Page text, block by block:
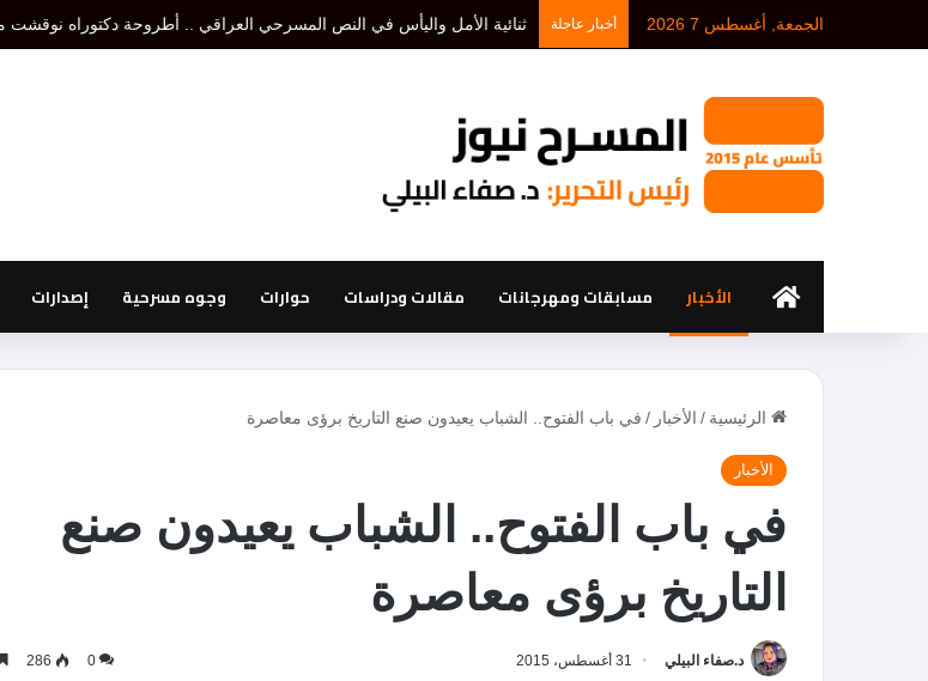
الجمعة, أغسطس 7 2026 أخبار عاجلة د. أحمد بلخيري: كل تنظير مسرحي هو إقصاء لتنظير أو تنظيرات أخرى، أما
الرئيسيةالأخبار مسابقات ومهرجانات مقالات ودراسات حوارات وجوه مسرحية إصدارات
الرئيسية / الأخبار / في باب الفتوح.. الشباب يعيدون صنع التاريخ برؤى معاصرة
الأخبار
في باب الفتوح.. الشباب يعيدون صنع
التاريخ برؤى معاصرة
د.صفاء البيلي 31 أغسطس، 2015 0
286